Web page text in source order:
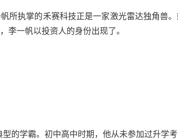
所执掌的禾赛科技正是一家激光雷达独角兽
李一帆以投资人的身份出现了。
的学霸。初中高中时期，他从未参加过升学